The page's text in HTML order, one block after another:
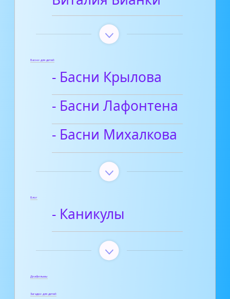
Басни для детей
- Басни Крылова
- Басни Лафонтена
- Басни Михалкова
Блог
- Каникулы
Диафильмы
Загадки для детей